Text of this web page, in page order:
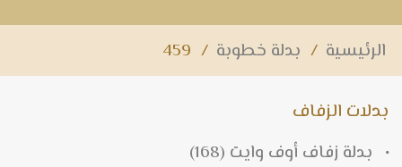
الرئيسية / بدلة خطوبة /
459
بدلات الزفاف
بدلة زفاف أوف وايت (168)